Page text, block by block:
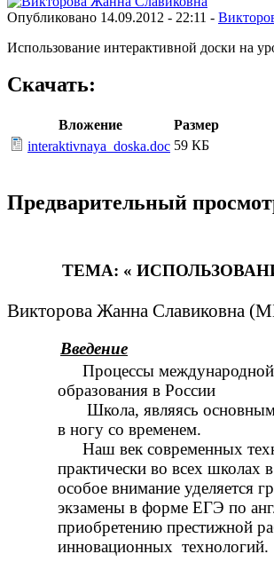
Опубликовано 14.09.2012 - 22:11 -
Использование интерактивной доски на
Скачать:
Вложение
Размер
interaktivnaya_doska.doc 59 КБ
Предварительный
ТЕМА: «
Викторова Жанна Славиковна
Введение
Процессы
образования в России
Школа, являясь
в ногу со временем.
Наш век современных
практически во всех школах
особое внимание уделяется
экзамены в форме ЕГЭ по
приобретению престижной
инновационных технологий.